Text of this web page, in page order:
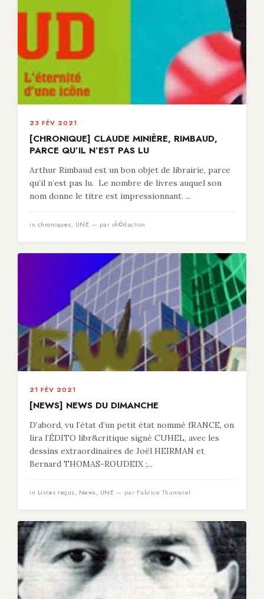
23 FÉV 2021
[CHRONIQUE] CLAUDE MINIÈRE, RIMBAUD,
PARCE QU’IL N’EST PAS LU
Arthur Rimbaud est un bon objet de librairie, parce
qu’il n’est pas lu. Le nombre de livres auquel son
nom donne le titre est impressionnant. ...
in chroniques, UNE — par rÃ©daction
21 FÉV 2021
[NEWS] NEWS DU DIMANCHE
D’abord, vu l’état d’un petit état nommé fRANCE, on
lira l’ÉDITO libr&critique signé CUHEL, avec les
dessins extraordinaires de Joël HEIRMAN et
Bernard THOMAS-ROUDEIX ;...
in Livres reçus, News, UNE — par Fabrice Thumerel